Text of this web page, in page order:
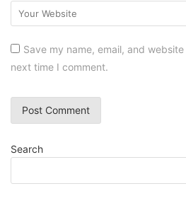
Save my name, email, and
next time I comment.
Search